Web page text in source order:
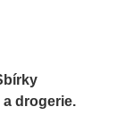
drogerie.